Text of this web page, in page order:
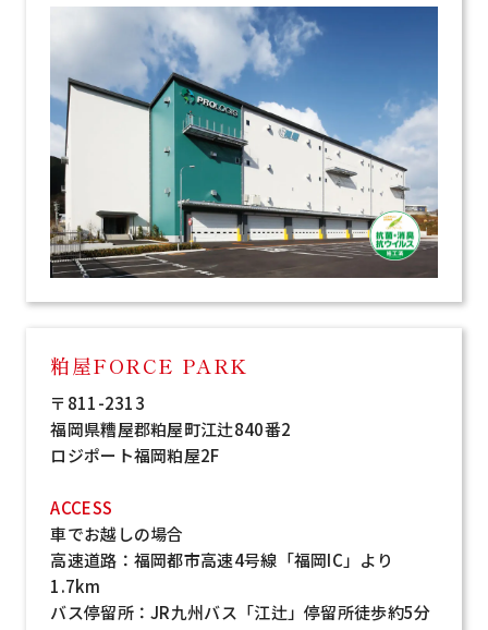
粕屋FORCE PARK
〒811-2313
福岡県糟屋郡粕屋町江辻840番2
ロジポート福岡粕屋2F
ACCESS
車でお越しの場合
高速道路：福岡都市高速4号線「福岡IC」より
1.7km
バス停留所：JR九州バス「江辻」停留所徒歩約5分